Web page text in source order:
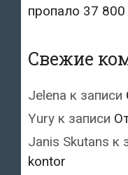
пропало 37
Свежие
Jelena к записи
Yury к записи
Janis Skutans к
kontor